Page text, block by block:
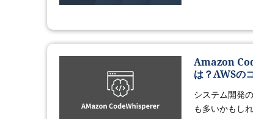
Amazon
は？AWSの
システム開発
も多いかもし